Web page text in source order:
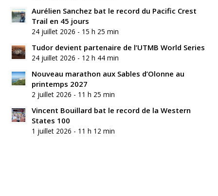
Aurélien Sanchez bat le record du Pacific Crest
Trail en 45 jours
24 juillet 2026 - 15 h 25 min
Tudor devient partenaire de l’UTMB World Series
24 juillet 2026 - 12 h 44 min
Nouveau marathon aux Sables d’Olonne au
printemps 2027
2 juillet 2026 - 11 h 25 min
Vincent Bouillard bat le record de la Western
States 100
1 juillet 2026 - 11 h 12 min